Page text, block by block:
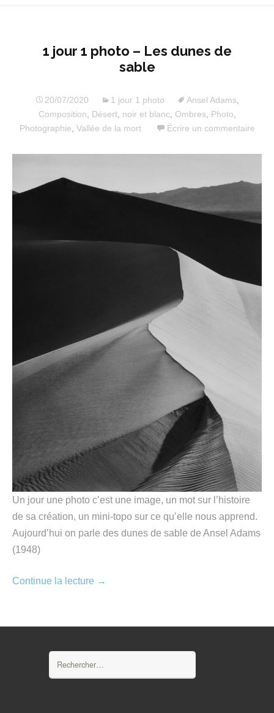
1 jour 1 photo – Les dunes de
sable
20/07/2020 1 jour 1 photo Ansel Adams
Composition
Désert, noir et blanc, Ombres Photo
Photographie Vallée de la mort Écrire un commentaire
Un jour une photo c’est une image, un mot sur l’histoire
de sa création, un mini-topo sur ce qu’elle nous apprend.
Aujourd’hui on parle des dunes de sable de Ansel Adams
(1948)
Continue la lecture →